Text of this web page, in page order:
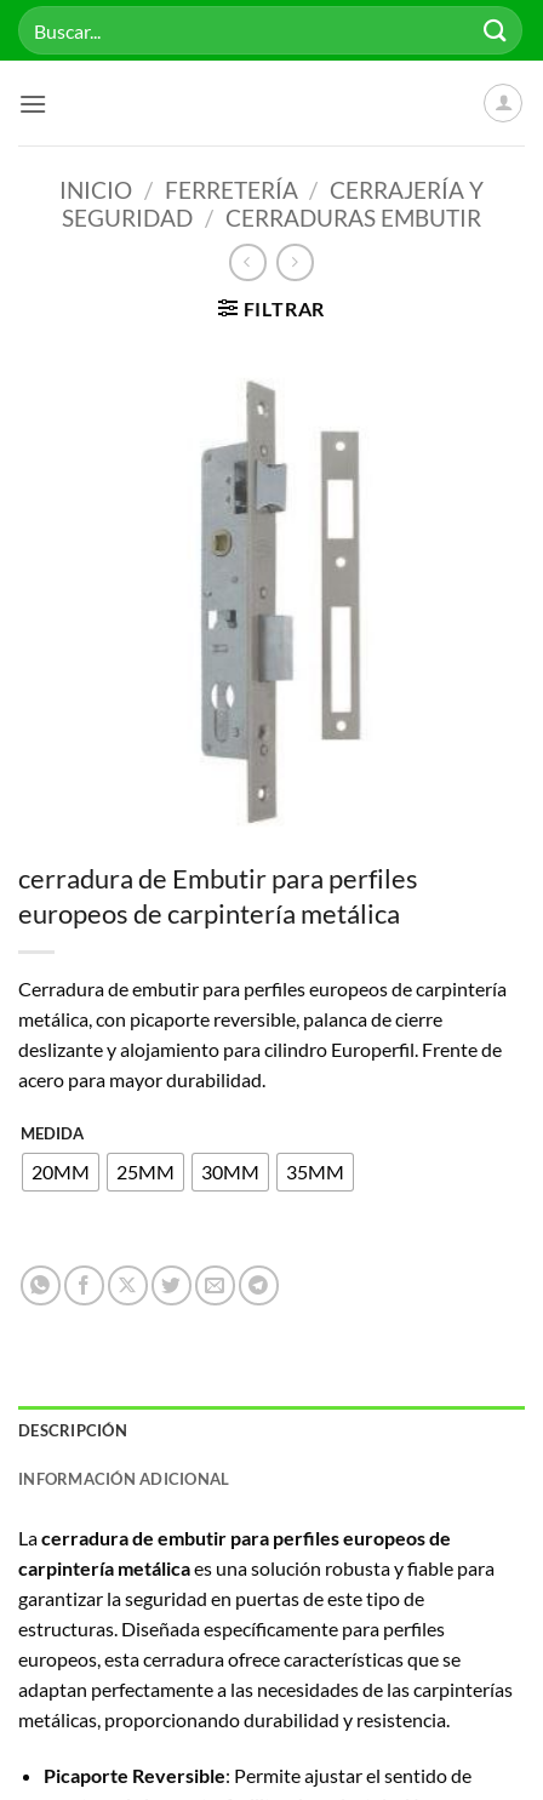
Saltar
Buscar
por:
INICIO / FERRETERÍA / CERRAJERÍA Y
SEGURIDAD / CERRADURAS EMBUTIR
FILTRAR
cerradura de Embutir para perfiles
europeos de carpintería metálica
Cerradura de embutir para perfiles europeos de carpintería
metálica, con picaporte reversible, palanca de cierre
deslizante y alojamiento para cilindro Europerfil. Frente de
acero para mayor durabilidad.
MEDIDA
20MM 25MM 30MM 35MM
DESCRIPCIÓN
INFORMACIÓN ADICIONAL
Lacerradura de embutir para perfiles europeos de
carpintería metálicaes una solución robusta y fiable para
garantizar la seguridad en puertas de este tipo de
estructuras. Diseñada específicamente para perfiles
europeos, esta cerradura ofrece características que se
adaptan perfectamente a las necesidades de las carpinterías
metálicas, proporcionando durabilidad y resistencia.
Picaporte Reversible: Permite ajustar el sentido de